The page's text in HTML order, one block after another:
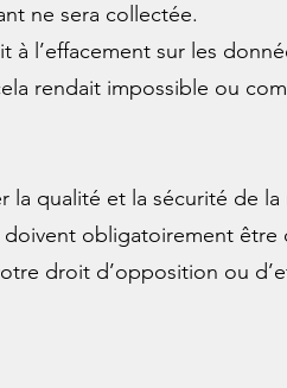
ne sera collectée.
l’effacement sur les
rendait impossible ou
la qualité et la sécurité de
obligatoirement être
droit d’opposition ou